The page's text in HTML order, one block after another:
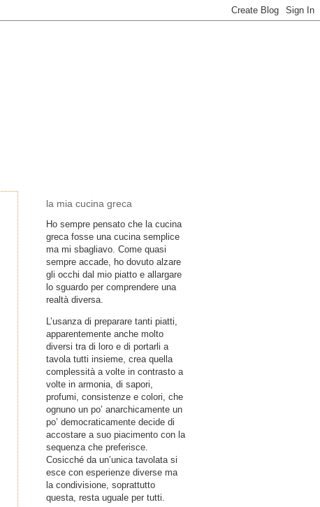
la mia cucina greca
Ho sempre pensato che la cucina
greca fosse una cucina semplice
ma mi sbagliavo. Come quasi
sempre accade, ho dovuto alzare
gli occhi dal mio piatto e allargare
lo sguardo per comprendere una
realtà diversa.
L’usanza di preparare tanti piatti,
apparentemente anche molto
diversi tra di loro e di portarli a
tavola tutti insieme, crea quella
complessità a volte in contrasto a
volte in armonia, di sapori,
profumi, consistenze e colori, che
ognuno un po’ anarchicamente un
po’ democraticamente decide di
accostare a suo piacimento con la
sequenza che preferisce.
Cosicché da un’unica tavolata si
esce con esperienze diverse ma
la condivisione, soprattutto
questa, resta uguale per tutti.